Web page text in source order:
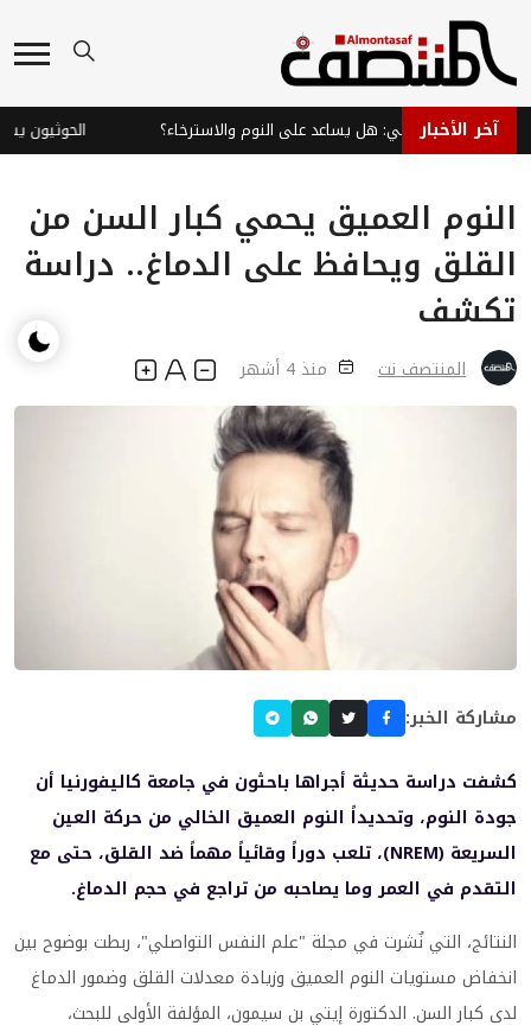
آخر الأخبار
النعناع الفلفلي: هل يساعد على النوم والاسترخاء؟ الحوثيون
النوم العميق يحمي كبار السن من
القلق ويحافظ على الدماغ.. دراسة
تكشف
المنتصف نت منذ 4 أشهر
مشاركة الخبر:
كشفت دراسة حديثة أجراها باحثون في جامعة كاليفورنيا أن
جودة النوم، وتحديداً النوم العميق الخالي من حركة العين
السريعة (NREM)، تلعب دوراً وقائياً مهماً ضد القلق، حتى مع
التقدم في العمر وما يصاحبه من تراجع في حجم الدماغ.
النتائج، التي نُشرت في مجلة "علم النفس التواصلي"، ربطت بوضوح بين
انخفاض مستويات النوم العميق وزيادة معدلات القلق وضمور الدماغ
لدى كبار السن. الدكتورة إيتي بن سيمون، المؤلفة الأولى للبحث،